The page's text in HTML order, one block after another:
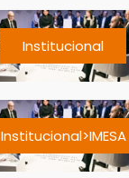
Institucional
Institucional>IMESA